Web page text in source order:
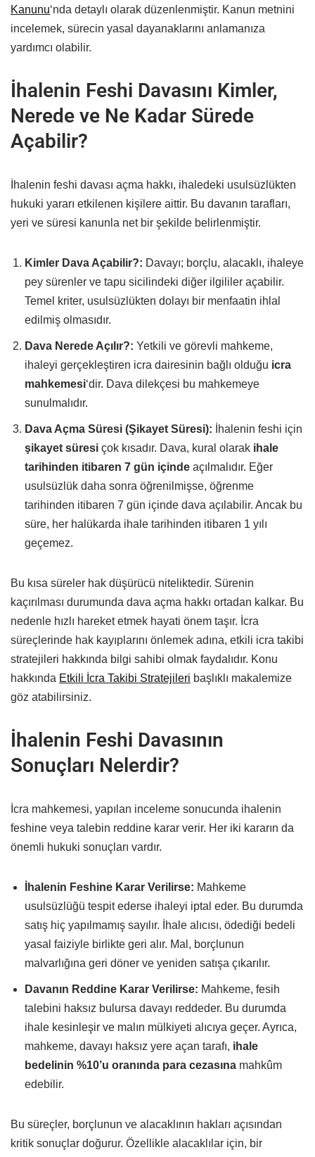
Kanunu‘nda detaylı olarak düzenlenmiştir. Kanun metnini
incelemek, sürecin yasal dayanaklarını anlamanıza
yardımcı olabilir.
İhalenin Feshi Davasını Kimler,
Nerede ve Ne Kadar Sürede
Açabilir?
İhalenin feshi davası açma hakkı, ihaledeki usulsüzlükten
hukuki yararı etkilenen kişilere aittir. Bu davanın tarafları,
yeri ve süresi kanunla net bir şekilde belirlenmiştir.
Kimler Dava Açabilir?: Davayı; borçlu, alacaklı, ihaleye
pey sürenler ve tapu sicilindeki diğer ilgililer açabilir.
Temel kriter, usulsüzlükten dolayı bir menfaatin ihlal
edilmiş olmasıdır.
Dava Nerede Açılır?: Yetkili ve görevli mahkeme,
ihaleyi gerçekleştiren icra dairesinin bağlı olduğu icra
mahkemesi‘dir. Dava dilekçesi bu mahkemeye
sunulmalıdır.
Dava Açma Süresi (Şikayet Süresi): İhalenin feshi için
şikayet süresi çok kısadır. Dava, kural olarak ihale
tarihinden itibaren 7 gün içinde açılmalıdır. Eğer
usulsüzlük daha sonra öğrenilmişse, öğrenme
tarihinden itibaren 7 gün içinde dava açılabilir. Ancak bu
süre, her halükarda ihale tarihinden itibaren 1 yılı
geçemez.
Bu kısa süreler hak düşürücü niteliktedir. Sürenin
kaçırılması durumunda dava açma hakkı ortadan kalkar. Bu
nedenle hızlı hareket etmek hayati önem taşır. İcra
süreçlerinde hak kayıplarını önlemek adına, etkili icra takibi
stratejileri hakkında bilgi sahibi olmak faydalıdır. Konu
hakkında Etkili İcra Takibi Stratejileri başlıklı makalemize
göz atabilirsiniz.
İhalenin Feshi Davasının
Sonuçları Nelerdir?
İcra mahkemesi, yapılan inceleme sonucunda ihalenin
feshine veya talebin reddine karar verir. Her iki kararın da
önemli hukuki sonuçları vardır.
İhalenin Feshine Karar Verilirse: Mahkeme
usulsüzlüğü tespit ederse ihaleyi iptal eder. Bu durumda
satış hiç yapılmamış sayılır. İhale alıcısı, ödediği bedeli
yasal faiziyle birlikte geri alır. Mal, borçlunun
malvarlığına geri döner ve yeniden satışa çıkarılır.
Davanın Reddine Karar Verilirse: Mahkeme, fesih
talebini haksız bulursa davayı reddeder. Bu durumda
ihale kesinleşir ve malın mülkiyeti alıcıya geçer. Ayrıca,
mahkeme, davayı haksız yere açan tarafı, ihale
bedelinin %10’u oranında para cezasına mahkûm
edebilir.
Bu süreçler, borçlunun ve alacaklının hakları açısından
kritik sonuçlar doğurur. Özellikle alacaklılar için, bir